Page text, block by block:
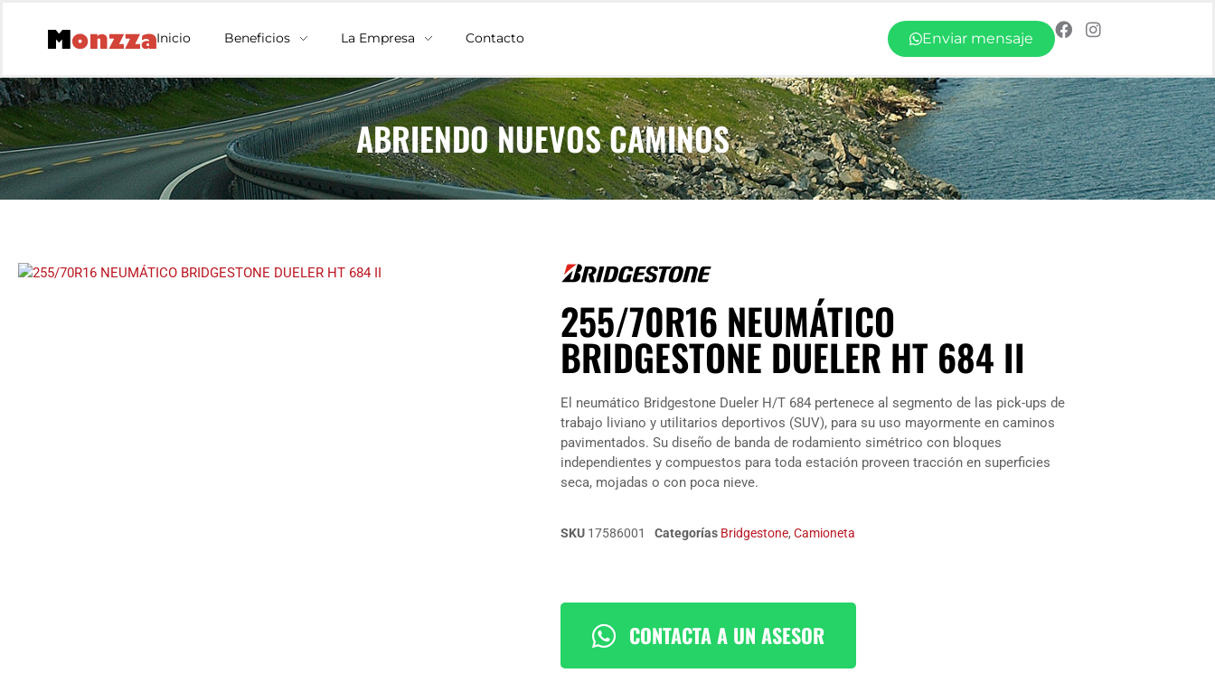
Inicio Beneficios La Empresa Contacto Enviar mensaje
ABRIENDO NUEVOS CAMINOS
255/70R16 NEUMÁTICO
BRIDGESTONE DUELER HT 684 II
El neumático Bridgestone Dueler H/T 684 pertenece al segmento de las pick-ups de
trabajo liviano y utilitarios deportivos (SUV), para su uso mayormente en caminos
pavimentados. Su diseño de banda de rodamiento simétrico con bloques
independientes y compuestos para toda estación proveen tracción en superficies
seca, mojadas o con poca nieve.
SKU 17586001 Categorías Bridgestone, Camioneta
CONTACTA A UN ASESOR